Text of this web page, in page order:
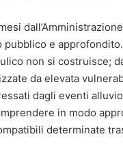
e
non si costruisce;
da elevata
dagli eventi
in modo
determinate